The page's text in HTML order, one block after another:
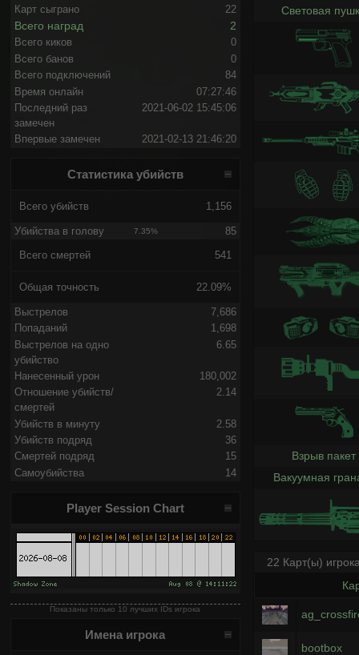
Карт сыграно
22
Всего наград 2
Всего киков
0
Всего банов
0
Всего подключений
84
Время онлайн
07:27:46
Последний раз
замечен
2021-06-02 15:45:06
Впервые замечен 2021-02-13 21:46:20
Статистика убийств
Всего убийств 1,156
Убийства в голову 7.35% 85
Всего смертей 541
Общая точность 22.09%
Выстрелов
7,686
Попаданий
1,698
Выстрелов на одно
убийство
6.65
Нанесенный урон
180,002
Отношение убийств/
смертей
2.14
Убийств в минуту
2.58
Убийств подряд
36
Смертей подряд
15
Самоубийства
14
Player Session Chart
Показаны только 10 лучших IDs игрока
Имена игрока
Световая
Взрыв пакет
Вакуумная
22 Карт(ы)
bootbox